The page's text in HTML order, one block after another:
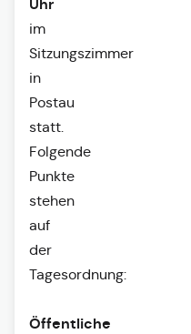
Uhr
im
Sitzungszimmer
in
Postau
statt.
Folgende
Punkte
stehen
auf
der
Tagesordnung:
Öffentliche